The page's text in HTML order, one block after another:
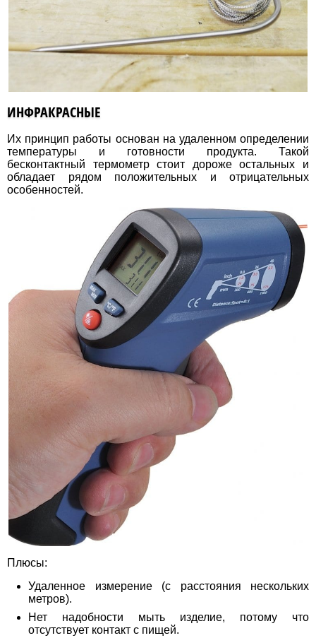
ИНФРАКРАСНЫЕ
Их принцип работы основан на удаленном определении
температуры и готовности продукта. Такой
бесконтактный термометр стоит дороже остальных и
обладает рядом положительных и отрицательных
особенностей.
Плюсы:
Удаленное измерение (с расстояния нескольких
метров).
Нет надобности мыть изделие, потому что
отсутствует контакт с пищей.